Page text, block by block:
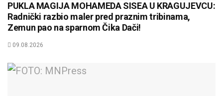
PUKLA MAGIJA MOHAMEDA SISEA U KRAGUJEVCU:
Radnički razbio maler pred praznim tribinama,
Zemun pao na sparnom Čika Dači!
09.08.2026